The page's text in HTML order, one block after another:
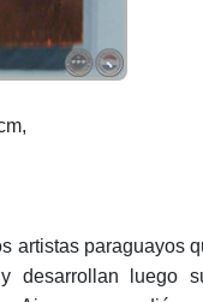
artistas paraguayos
desarrollan luego